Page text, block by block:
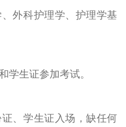
外科护理学、护理学基
学生证参加考试。
、学生证入场，缺任何